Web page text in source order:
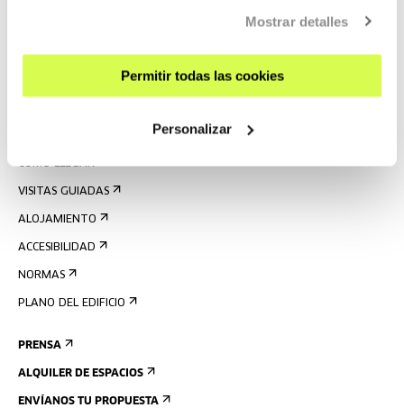
Mostrar detalles
Permitir todas las cookies
Personalizar
CÓMO LLEGAR
VISITAS GUIADAS
ALOJAMIENTO
ACCESIBILIDAD
NORMAS
PLANO DEL EDIFICIO
PRENSA
ALQUILER DE ESPACIOS
ENVÍANOS TU PROPUESTA